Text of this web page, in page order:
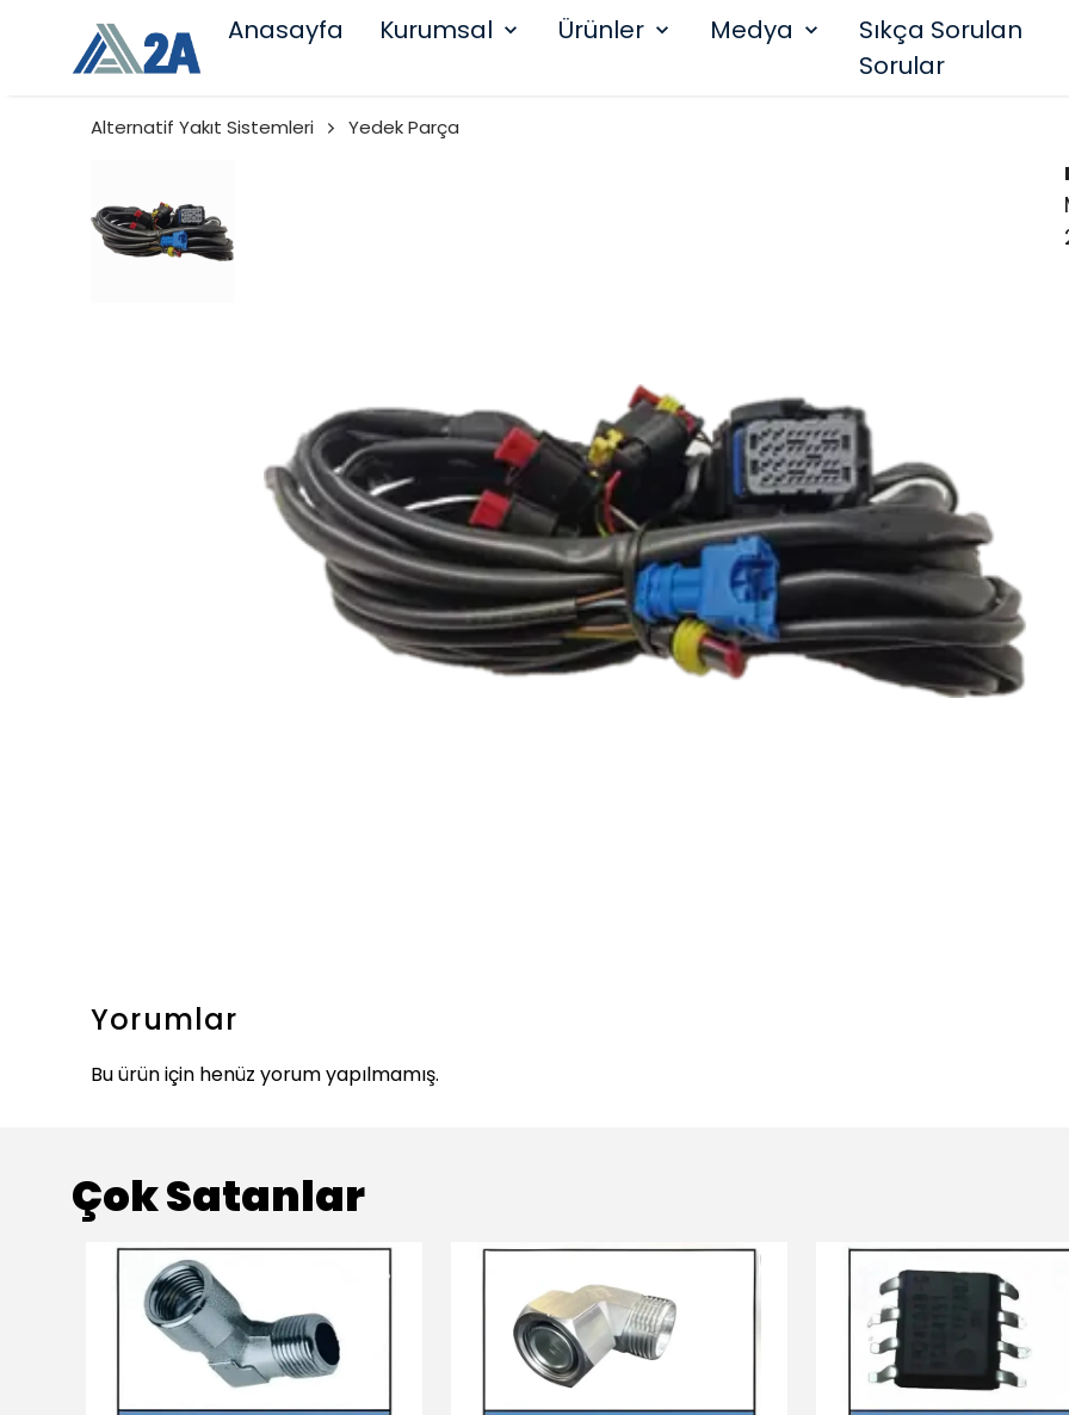
Anasayfa Kurumsal Ürünler Medya
Sıkça Sorulan
Sorular
Alternatif Yakıt Sistemleri Yedek Parça
Yorumlar
Bu ürün için henüz yorum yapılmamış.
Çok Satanlar